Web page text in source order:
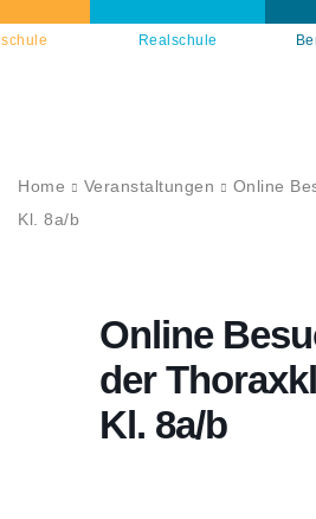
Realschule
Home Veranstaltungen
Online
Kl. 8a/b
Online
der
Kl. 8a/b